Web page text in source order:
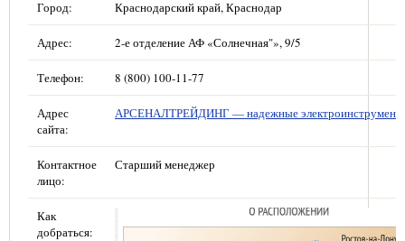
Город: Краснодарский край, Краснодар
Адрес: 2-е отделение АФ «Солнечная"», 9/5
Телефон: 8 (800) 100-11-77
Адрес
сайта:
АРСЕНАЛТРЕЙДИНГ — надежные
Контактное
лицо:
Старший менеджер
Как
добраться: